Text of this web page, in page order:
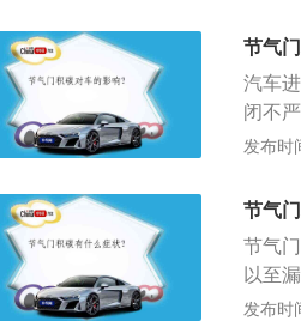
洁剂
速度
置安
节气
汽车
闭不
同时
气缸
低功
环之
发布时
节气
节气
以至
工况
发布时